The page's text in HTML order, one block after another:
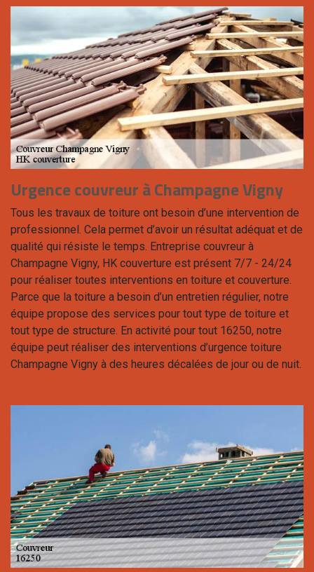
Urgence couvreur à Champagne Vigny
Tous les travaux de toiture ont besoin d’une intervention de
professionnel. Cela permet d’avoir un résultat adéquat et de
qualité qui résiste le temps. Entreprise couvreur à
Champagne Vigny, HK couverture est présent 7/7 - 24/24
pour réaliser toutes interventions en toiture et couverture.
Parce que la toiture a besoin d’un entretien régulier, notre
équipe propose des services pour tout type de toiture et
tout type de structure. En activité pour tout 16250, notre
équipe peut réaliser des interventions d’urgence toiture
Champagne Vigny à des heures décalées de jour ou de nuit.